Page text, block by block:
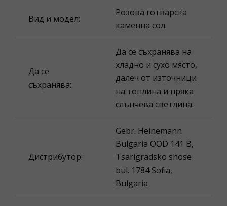
Вид и модел:
Розова готварска
каменна сол.
Да се
съхранява:
Да се съхранява на
хладно и сухо място,
далеч от източници
на топлина и пряка
слънчева светлина.
Дистрибутор:
Gebr. Heinemann
Bulgaria OOD 141 B,
Tsarigradsko shose
bul. 1784 Sofia,
Bulgaria